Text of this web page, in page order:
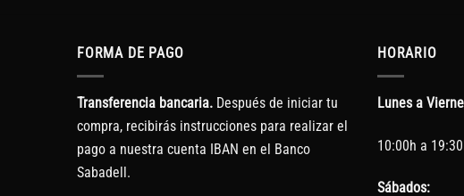
FORMA DE PAGO
Transferencia bancaria. Después de iniciar tu
compra, recibirás instrucciones para realizar el
pago a nuestra cuenta IBAN en el Banco
Sabadell.
HORARIO
Lunes a
10:00h a
Sábados: